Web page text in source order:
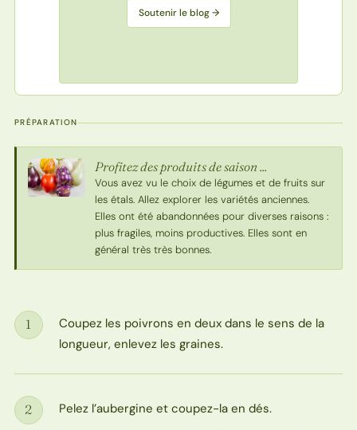
Soutenir le blog →
PRÉPARATION
Profitez des produits de saison ...
Vous avez vu le choix de légumes et de fruits sur
les étals. Allez explorer les variétés anciennes.
Elles ont été abandonnées pour diverses raisons :
plus fragiles, moins productives. Elles sont en
général très très bonnes.
Étape
1
Coupez les poivrons en deux dans le sens de la
longueur, enlevez les graines.
Étape
2
Pelez l’aubergine et coupez-la en dés.